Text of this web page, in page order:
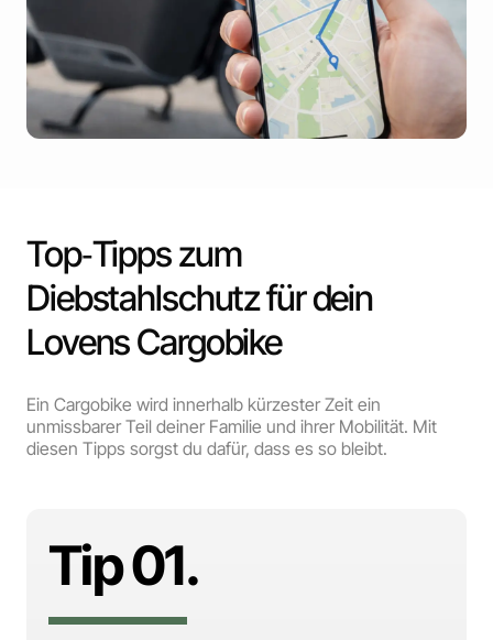
Top‑Tipps zum
Diebstahlschutz für dein
Lovens Cargobike
Ein Cargobike wird innerhalb kürzester Zeit ein
unmissbarer Teil deiner Familie und ihrer Mobilität. Mit
diesen Tipps sorgst du dafür, dass es so bleibt.
Tip 01.